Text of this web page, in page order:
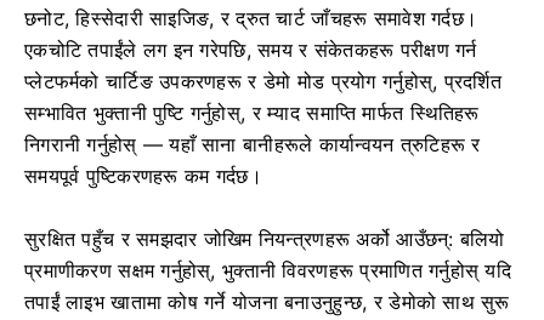
छनोट, हिस्सेदारी साइजिङ, र द्रुत चार्ट जाँचहरू समावेश गर्दछ।
एकचोटि तपाईंले लग इन गरेपछि, समय र संकेतकहरू परीक्षण गर्न
प्लेटफर्मको चार्टिङ उपकरणहरू र डेमो मोड प्रयोग गर्नुहोस्, प्रदर्शित
सम्भावित भुक्तानी पुष्टि गर्नुहोस्, र म्याद समाप्ति मार्फत स्थितिहरू
निगरानी गर्नुहोस् — यहाँ साना बानीहरूले कार्यान्वयन त्रुटिहरू र
समयपूर्व पुष्टिकरणहरू कम गर्दछ।
सुरक्षित पहुँच र समझदार जोखिम नियन्त्रणहरू अर्को आउँछन्: बलियो
प्रमाणीकरण सक्षम गर्नुहोस्, भुक्तानी विवरणहरू प्रमाणित गर्नुहोस् यदि
तपाईं लाइभ खातामा कोष गर्ने योजना बनाउनुहुन्छ, र डेमोको साथ सुरू